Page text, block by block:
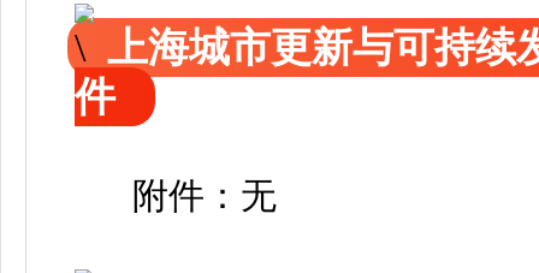
上海城市更新与可持续
件
附件：无